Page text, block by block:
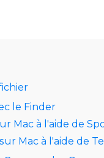
le Finder
Mac à l'aide de
Mac à l'aide de